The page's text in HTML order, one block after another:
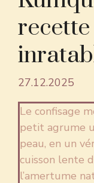
27.12.2025
Le confisage
petit agrume
peau, en un
cuisson lente
l’amertume